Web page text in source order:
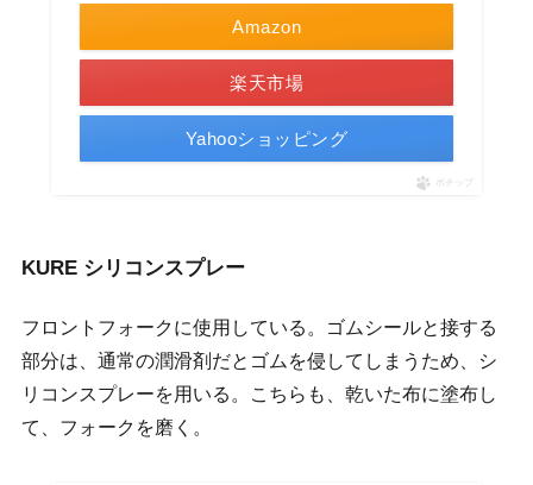
Amazon
楽天市場
Yahooショッピング
ポチップ
KURE シリコンスプレー
フロントフォークに使用している。ゴムシールと接する
部分は、通常の潤滑剤だとゴムを侵してしまうため、シ
リコンスプレーを用いる。こちらも、乾いた布に塗布し
て、フォークを磨く。